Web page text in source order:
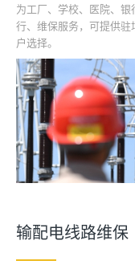
为工厂、学校、医院、
行、维保服务，可提供
户选择。
输配电线路维保